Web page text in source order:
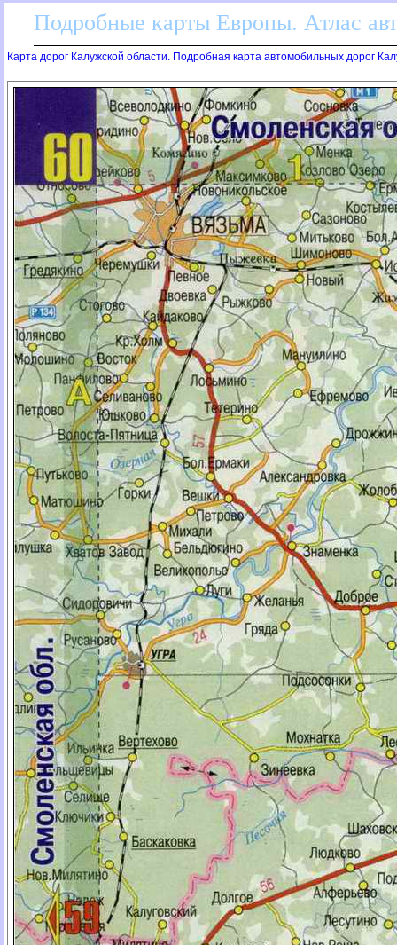
Подробные карты Европы. Атлас
Карта дорог Калужской области. Подробная карта автомобильных дорог